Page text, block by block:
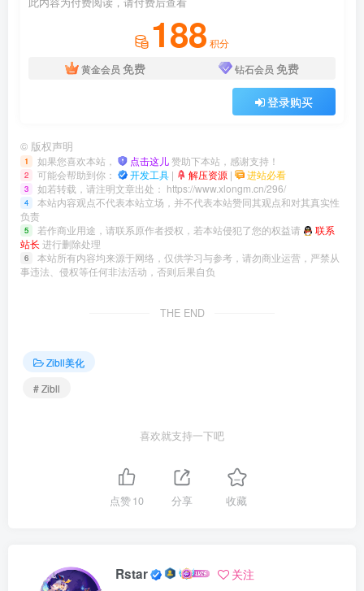
188 积分
黄金会员 免费 钻石会员 免费
登录购买
© 版权声明
1 如果您喜欢本站， 点击这儿赞助下本站，感谢支持！
2 可能会帮助到你： 开发工具 | 解压资源 | 进站必看
3 如若转载，请注明文章出处： https://www.xlongm.cn/296/
4
本站内容观点不代表本站立场，并不代表本站赞同其观点和对其真实性
负责
5 若作商业用途，请联系原作者授权，若本站侵犯了您的权益请
联系
站长 进行删除处理
6
本站所有内容均来源于网络，仅供学习与参考，请勿商业运营，严禁从
事违法、侵权等任何非法活动，否则后果自负
THE END
Zibll美化
# Zibll
喜欢就支持一下吧
点赞10 分享 收藏
Rstar 关注